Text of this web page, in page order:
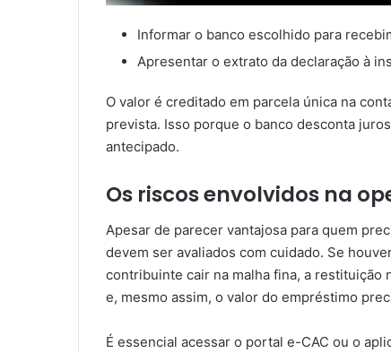
Informar o banco escolhido para
Apresentar o extrato da declaração à
O valor é creditado em parcela única na
prevista. Isso porque o banco desconta
antecipado.
Os riscos envolvidos na
Apesar de parecer vantajosa para quem
devem ser avaliados com cuidado. Se
contribuinte cair na malha fina, a
e, mesmo assim, o valor do empréstimo
É essencial acessar o portal e-CAC ou o